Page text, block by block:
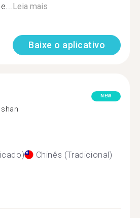
Leia mais
Baixe o aplicativo
NEW
Chinês (Tradicional)